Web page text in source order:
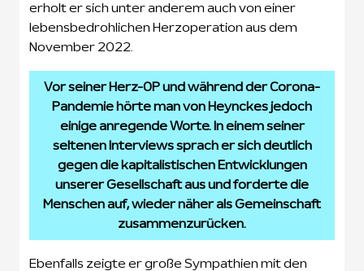
erholt er sich unter anderem auch von einer
lebensbedrohlichen Herzoperation aus dem
November 2022.
Vor seiner Herz-OP und während der Corona-
Pandemie hörte man von Heynckes jedoch
einige anregende Worte. In einem seiner
seltenen Interviews sprach er sich deutlich
gegen die kapitalistischen Entwicklungen
unserer Gesellschaft aus und forderte die
Menschen auf, wieder näher als Gemeinschaft
zusammenzurücken.
Ebenfalls zeigte er große Sympathien mit den